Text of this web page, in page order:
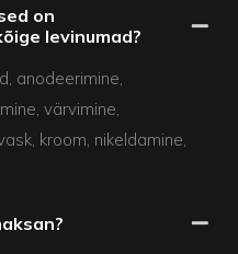
on
levinumad?
anodeerimine,
värvimine,
kroom, nikeldamine,